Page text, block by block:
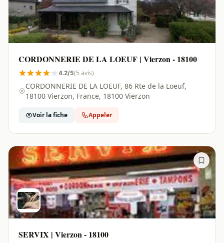
CORDONNERIE DE LA LOEUF | Vierzon - 18100
4.2/5(5 avis)
CORDONNERIE DE LA LOEUF, 86 Rte de la Loeuf,
18100 Vierzon, France, 18100 Vierzon
Voir la fiche Appeler
SERVIX | Vierzon - 18100